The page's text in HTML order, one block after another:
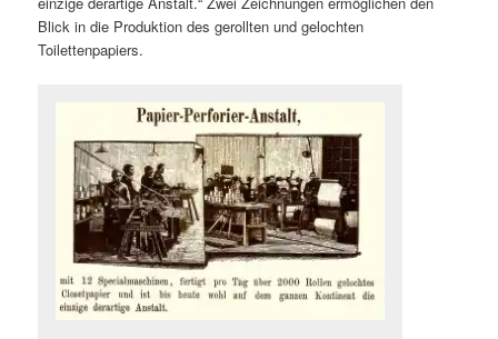
Blick in die Produktion des gerollten und gelochten
Toilettenpapiers.